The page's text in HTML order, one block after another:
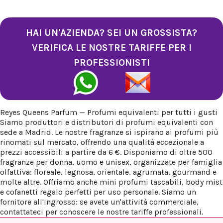
HAI UN'AZIENDA? SEI UN GROSSISTA?
VERIFICA LE NOSTRE TARIFFE PER I
PROFESSIONISTI
Reyes Queens Parfum — Profumi equivalenti per tutti i gusti
Siamo produttori e distributori di profumi equivalenti con
sede a Madrid. Le nostre fragranze si ispirano ai profumi più
rinomati sul mercato, offrendo una qualità eccezionale a
prezzi accessibili a partire da 6 €. Disponiamo di oltre 500
fragranze per donna, uomo e unisex, organizzate per famiglia
olfattiva: floreale, legnosa, orientale, agrumata, gourmand e
molte altre. Offriamo anche mini profumi tascabili, body mist
e cofanetti regalo perfetti per uso personale. Siamo un
fornitore all'ingrosso: se avete un'attività commerciale,
contattateci per conoscere le nostre tariffe professionali.